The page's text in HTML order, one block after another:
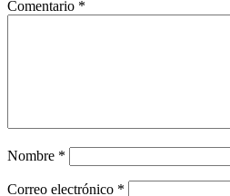
Comentario *
Nombre *
Correo electrónico *